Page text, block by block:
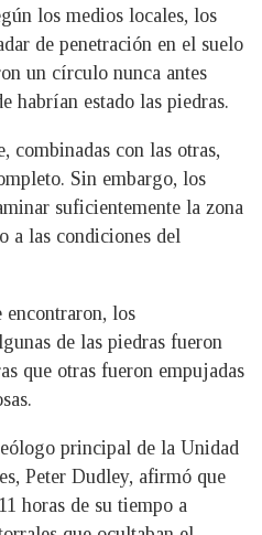
los medios locales, los
de penetración en el suelo
un círculo nunca antes
habrían estado las piedras.
combinadas con las otras,
Sin embargo, los
suficientemente la zona
a las condiciones del
encontraron, los
de las piedras fueron
que otras fueron empujadas
principal de la Unidad
Peter Dudley, afirmó que
horas de su tiempo a